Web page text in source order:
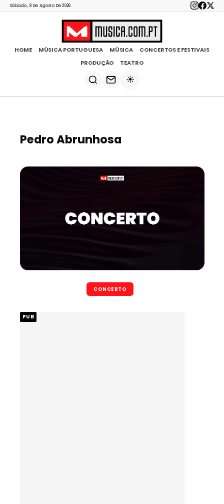
Sábado, 8 De Agosto De 2026
HOME MÚSICA PORTUGUESA MÚSICA
CONCERTOS E FESTIVAIS
PRODUÇÃO
TEATRO
☀️
Pedro Abrunhosa
CONCERTO
PUB